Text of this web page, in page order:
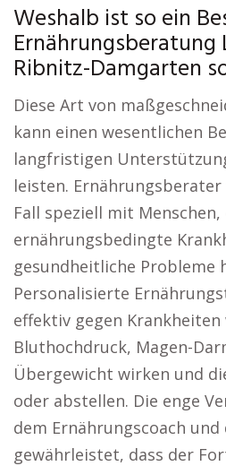
Weshalb ist so ein
Ernährungsberatung
Ribnitz-Damgarten
Diese Art von
kann einen wesentlichen
langfristigen
leisten.
Fall speziell mit Menschen,
ernährungsbedingte
gesundheitliche Probleme
Personalisierte
effektiv gegen Krankheiten
Bluthochdruck, Magen-
Übergewicht wirken und
oder abstellen. Die enge
dem Ernährungscoach und
gewährleistet, dass der